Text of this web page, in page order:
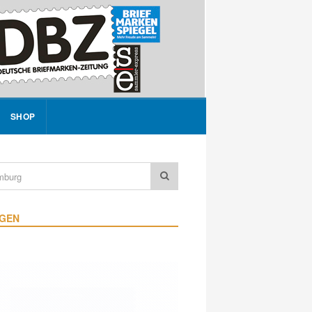
SHOP